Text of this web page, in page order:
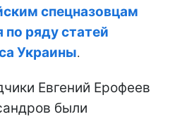
спецназовцам
ряду статей
Украины.
Евгений Ерофеев
были